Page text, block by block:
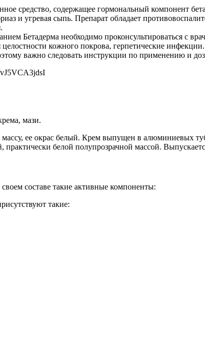
средство, содержащее гормональный компонент
и угревая сыпь. Препарат обладает
Бетадерма необходимо проконсультироваться с
кожного покрова, герпетические
важно следовать инструкции по применению и
мази.
ее окрас белый. Крем выпущен в алюминиевых
практически белой полупрозрачной массой.
составе такие активные компоненты:
такие: